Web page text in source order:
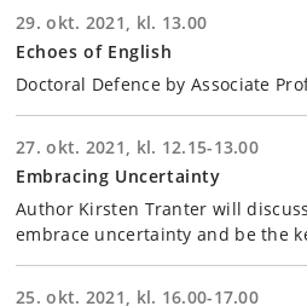
29. okt. 2021, kl. 13.00
Echoes of English
Doctoral Defence by Associate
27. okt. 2021, kl. 12.15-13.00
Embracing Uncertainty
Author Kirsten Tranter will
embrace uncertainty and be the
25. okt. 2021, kl. 16.00-17.00